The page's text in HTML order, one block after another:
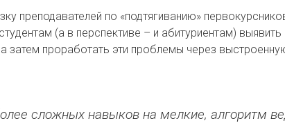
преподавателей по «подтягиванию»
(а в перспективе – и абитуриентам) выявить
затем проработать эти проблемы через
сложных навыков на мелкие, алгоритм